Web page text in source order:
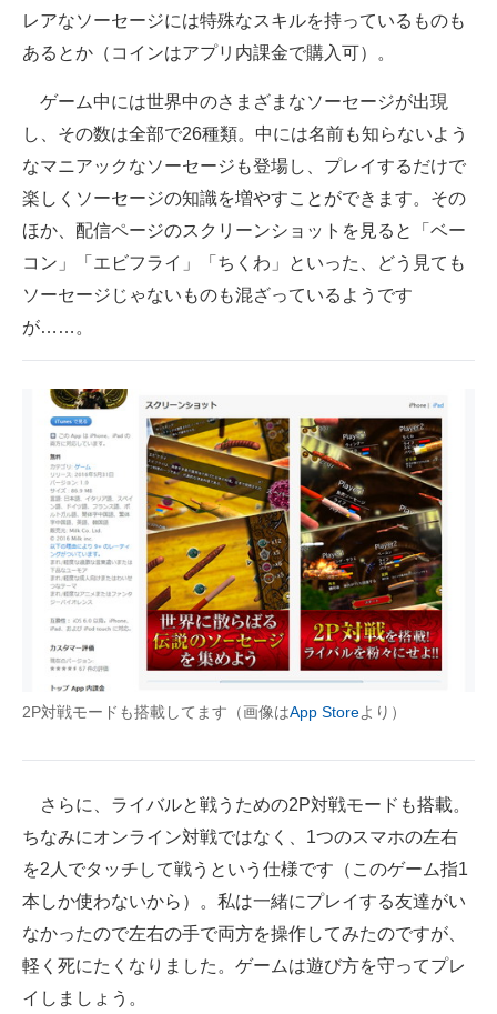
レアなソーセージには特殊なスキルを持っているものも
あるとか（コインはアプリ内課金で購入可）。
ゲーム中には世界中のさまざまなソーセージが出現
し、その数は全部で26種類。中には名前も知らないよう
なマニアックなソーセージも登場し、プレイするだけで
楽しくソーセージの知識を増やすことができます。その
ほか、配信ページのスクリーンショットを見ると「ベー
コン」「エビフライ」「ちくわ」といった、どう見ても
ソーセージじゃないものも混ざっているようです
が……。
2P対戦モードも搭載してます（画像はApp Storeより）
さらに、ライバルと戦うための2P対戦モードも搭載。
ちなみにオンライン対戦ではなく、1つのスマホの左右
を2人でタッチして戦うという仕様です（このゲーム指1
本しか使わないから）。私は一緒にプレイする友達がい
なかったので左右の手で両方を操作してみたのですが、
軽く死にたくなりました。ゲームは遊び方を守ってプレ
イしましょう。